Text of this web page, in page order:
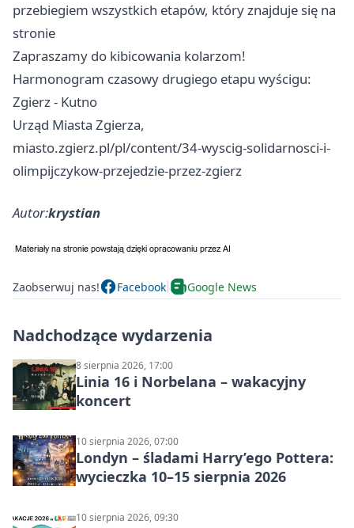
przebiegiem wszystkich etapów, który znajduje się na
stronie
Zapraszamy do kibicowania kolarzom!
Harmonogram czasowy drugiego etapu wyścigu:
Zgierz- Kutno
Urząd Miasta Zgierza,
miasto.zgierz.pl/pl/content/34-wyscig-solidarnosci-i-
olimpijczykow-przejedzie-przez-zgierz
Autor:krystian
Zaobserwuj nas! Facebook Google News
Nadchodzące wydarzenia
8 sierpnia 2026, 17:00
Linia 16 i Norbelana – wakacyjny
koncert
10 sierpnia 2026, 07:00
Londyn – śladami Harry’ego Pottera:
wycieczka 10–15 sierpnia 2026
10 sierpnia 2026, 09:30